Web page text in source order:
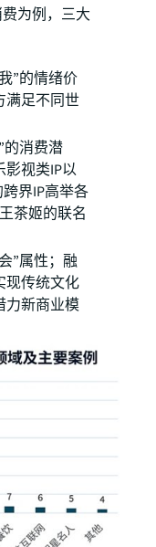
为例，三大
”的情绪价
满足不同世
的消费潜
影视类IP以
界IP高举各
茶姬的联名
”属性；融
现传统文化
力新商业模